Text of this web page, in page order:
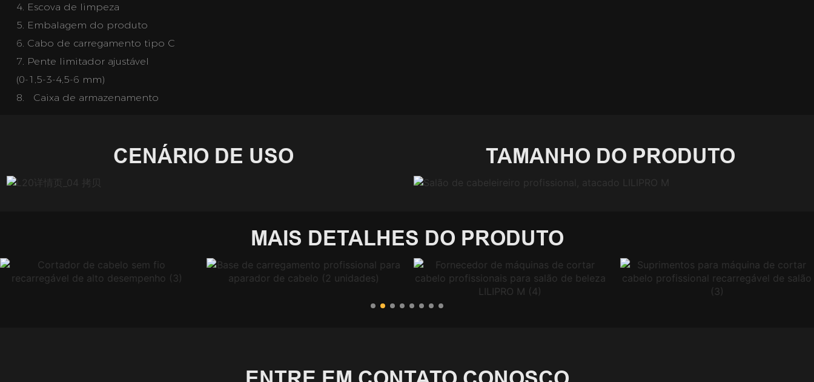
4. Escova de limpeza
5. Embalagem do produto
6. Cabo de carregamento tipo C
7. Pente limitador ajustável
(0-1,5-3-4,5-6 mm)
8.
Caixa de armazenamento
CENÁRIO DE USO TAMANHO DO PRODUTO
MAIS DETALHES DO PRODUTO